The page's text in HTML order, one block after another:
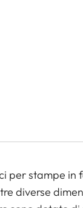
per stampe in
diverse